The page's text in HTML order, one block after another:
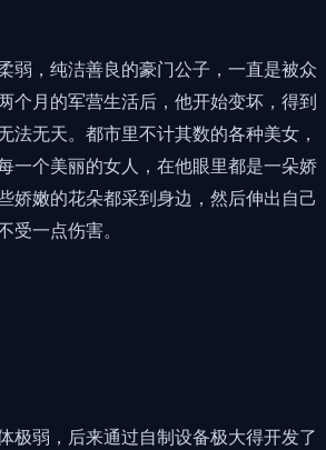
弱，纯洁善良的豪门公子，一直是被众
个月的军营生活后，他开始变坏，得到
法无天。都市里不计其数的各种美女，
一个美丽的女人，在他眼里都是一朵娇
娇嫩的花朵都采到身边，然后伸出自己
受一点伤害。
极弱，后来通过自制设备极大得开发了